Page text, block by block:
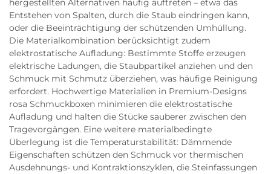
hergestellten Alternativen häufig auftreten – etwa das
Entstehen von Spalten, durch die Staub eindringen kann,
oder die Beeinträchtigung der schützenden Umhüllung.
Die Materialkombination berücksichtigt zudem
elektrostatische Aufladung: Bestimmte Stoffe erzeugen
elektrische Ladungen, die Staubpartikel anziehen und den
Schmuck mit Schmutz überziehen, was häufige Reinigung
erfordert. Hochwertige Materialien in Premium-Designs
rosa Schmuckboxen minimieren die elektrostatische
Aufladung und halten die Stücke sauberer zwischen den
Tragevorgängen. Eine weitere materialbedingte
Überlegung ist die Temperaturstabilität: Dämmende
Eigenschaften schützen den Schmuck vor thermischen
Ausdehnungs- und Kontraktionszyklen, die Steinfassungen